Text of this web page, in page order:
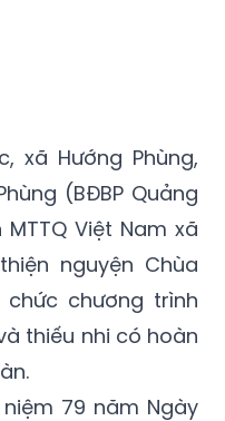
xã Hướng Phùng,
(BĐBP Quảng
Việt Nam xã
nguyện Chùa
chức chương trình
thiếu nhi có hoàn
79 năm Ngày